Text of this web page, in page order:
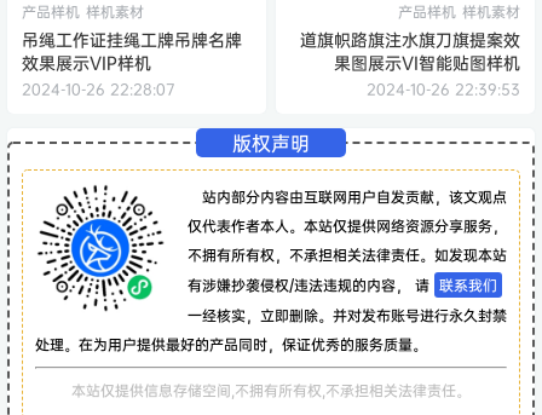
产品样机 样机素材
吊绳工作证挂绳工牌吊牌名牌
效果展示VIP样机
2024-10-26 22:28:07
产品样机 样机素材
道旗帜路旗注水旗刀旗提案效
果图展示VI智能贴图样机
2024-10-26 22:39:53
版权声明
站内部分内容由互联网用户自发贡献，该文观点
仅代表作者本人。本站仅提供网络资源分享服务，
不拥有所有权，不承担相关法律责任。如发现本站
有涉嫌抄袭侵权/违法违规的内容， 请 联系我们
一经核实，立即删除。并对发布账号进行永久封禁
处理。在为用户提供最好的产品同时，保证优秀的服务质量。
本站仅提供信息存储空间,不拥有所有权,不承担相关法律责任。